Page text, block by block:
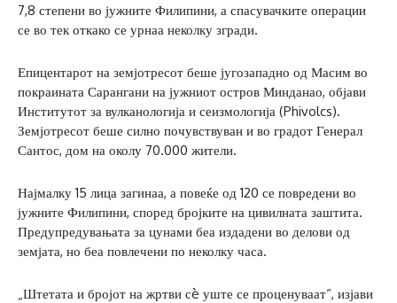
7,8 степени во јужните Филипини, а спасувачките операции
се во тек откако се урнаа неколку згради.
Епицентарот на земјотресот беше југозападно од Масим во
покраината Сарангани на јужниот остров Минданао, објави
Институтот за вулканологија и сеизмологија (Phivolcs).
Земјотресот беше силно почувствуван и во градот Генерал
Сантос, дом на околу 70.000 жители.
Најмалку 15 лица загинаа, а повеќе од 120 се повредени во
јужните Филипини, според бројките на цивилната заштита.
Предупредувањата за цунами беа издадени во делови од
земјата, но беа повлечени по неколку часа.
„Штетата и бројот на жртви сè уште се проценуваат“, изјави